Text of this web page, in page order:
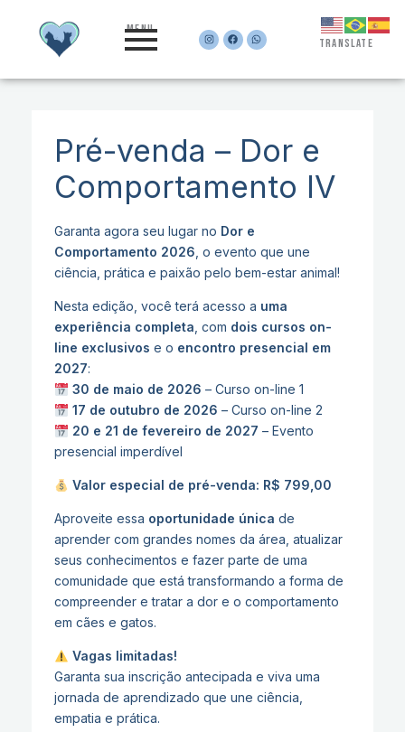
menu Instagram
FacebookWhatsapp
translate
Pré-venda – Dor e
Comportamento IV
Garanta agora seu lugar no Dor e
Comportamento 2026 , o evento que une
ciência, prática e paixão pelo bem-estar animal!
Nesta edição, você terá acesso a uma
experiência completa , com dois cursos on-
line exclusivos e o encontro presencial em
2027:
30 de maio de 2026 – Curso on-line 1
17 de outubro de 2026 – Curso on-line 2
20 e 21 de fevereiro de 2027 – Evento
presencial imperdível
Valor especial de pré-venda: R$ 799,00
Aproveite essa oportunidade única de
aprender com grandes nomes da área, atualizar
seus conhecimentos e fazer parte de uma
comunidade que está transformando a forma de
compreender e tratar a dor e o comportamento
em cães e gatos.
Vagas limitadas!
Garanta sua inscrição antecipada e viva uma
jornada de aprendizado que une ciência,
empatia e prática.